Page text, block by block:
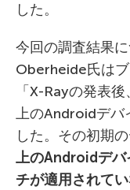
した。
今回の調査結果
Oberheide氏はブ
「X-Rayの発表
上のAndroidデバ
した。その初期
上のAndroidデバ
チが適用されて